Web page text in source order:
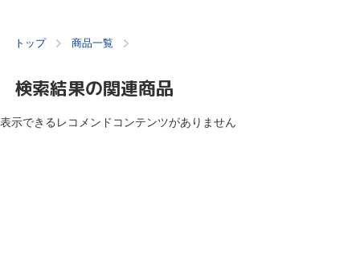
トップ 商品一覧
検索結果の関連商品
表示できるレコメンドコンテンツがありません